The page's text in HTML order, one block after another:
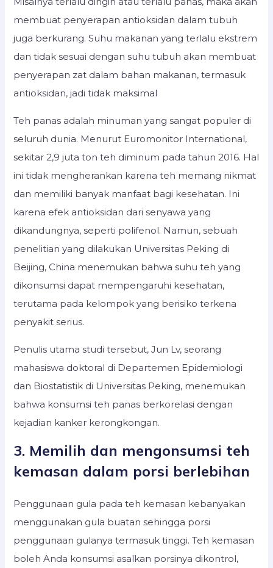
membuat penyerapan antioksidan dalam tubuh
juga berkurang. Suhu makanan yang terlalu ekstrem
dan tidak sesuai dengan suhu tubuh akan membuat
penyerapan zat dalam bahan makanan, termasuk
antioksidan, jadi tidak maksimal
Teh panas adalah minuman yang sangat populer di
seluruh dunia. Menurut Euromonitor International,
sekitar 2,9 juta ton teh diminum pada tahun 2016. Hal
ini tidak mengherankan karena teh memang nikmat
dan memiliki banyak manfaat bagi kesehatan. Ini
karena efek antioksidan dari senyawa yang
dikandungnya, seperti polifenol. Namun, sebuah
penelitian yang dilakukan Universitas Peking di
Beijing, China menemukan bahwa suhu teh yang
dikonsumsi dapat mempengaruhi kesehatan,
terutama pada kelompok yang berisiko terkena
penyakit serius.
Penulis utama studi tersebut, Jun Lv, seorang
mahasiswa doktoral di Departemen Epidemiologi
dan Biostatistik di Universitas Peking, menemukan
bahwa konsumsi teh panas berkorelasi dengan
kejadian kanker kerongkongan.
3. Memilih dan mengonsumsi teh
kemasan dalam porsi berlebihan
Penggunaan gula pada teh kemasan kebanyakan
menggunakan gula buatan sehingga porsi
penggunaan gulanya termasuk tinggi. Teh kemasan
boleh Anda konsumsi asalkan porsinya dikontrol,